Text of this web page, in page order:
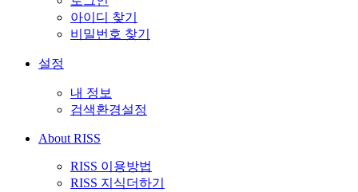
아이디 찾기
비밀번호 찾기
설정
내 정보
검색환경설정
About RISS
RISS 이용방법
RISS 지식더하기